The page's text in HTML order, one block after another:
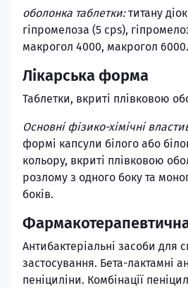
оболонка таблетки:титану
гіпромелоза (5 cps),
макрогол 4000, макрогол 6000.
Лікарська форма
Таблетки, вкриті плівковою
Основні фізико-хімічні
формі капсули білого або
кольору, вкриті плівковою
розлому з одного боку та
боків.
Антибактеріальні засоби для
застосування. Бета-лактамні
пеніциліни. Комбінації